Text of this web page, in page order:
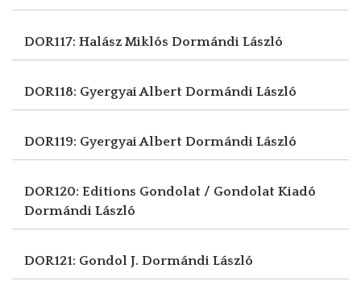
DOR117: Halász Miklós Dormándi László
DOR118: Gyergyai Albert Dormándi László
DOR119: Gyergyai Albert Dormándi László
DOR120: Editions Gondolat / Gondolat Kiadó
Dormándi László
DOR121: Gondol J. Dormándi László